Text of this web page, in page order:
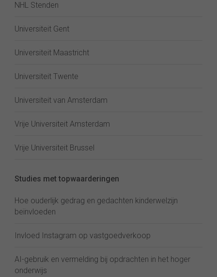
NHL Stenden
Universiteit Gent
Universiteit Maastricht
Universiteit Twente
Universiteit van Amsterdam
Vrije Universiteit Amsterdam
Vrije Universiteit Brussel
Studies met topwaarderingen
Hoe ouderlijk gedrag en gedachten kinderwelzijn
beïnvloeden
Invloed Instagram op vastgoedverkoop
AI-gebruik en vermelding bij opdrachten in het hoger
onderwijs